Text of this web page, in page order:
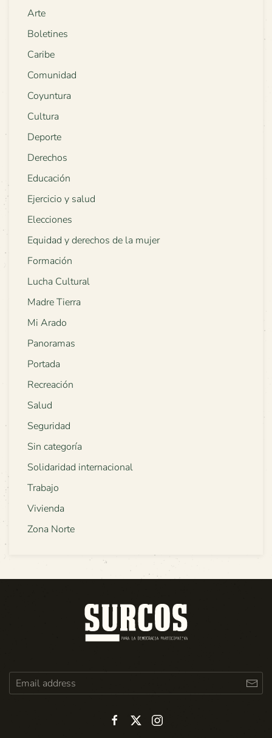
Arte
Boletines
Caribe
Comunidad
Coyuntura
Cultura
Deporte
Derechos
Educación
Ejercicio y salud
Elecciones
Equidad y derechos de la mujer
Formación
Lucha Cultural
Madre Tierra
Mi Arado
Panoramas
Portada
Recreación
Salud
Seguridad
Sin categoría
Solidaridad internacional
Trabajo
Vivienda
Zona Norte